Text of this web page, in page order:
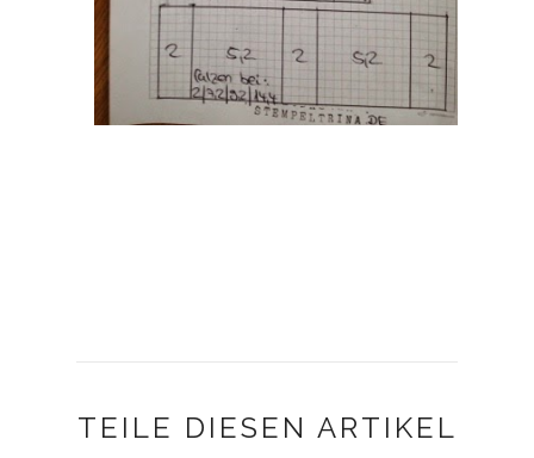
TEILE DIESEN ARTIKEL